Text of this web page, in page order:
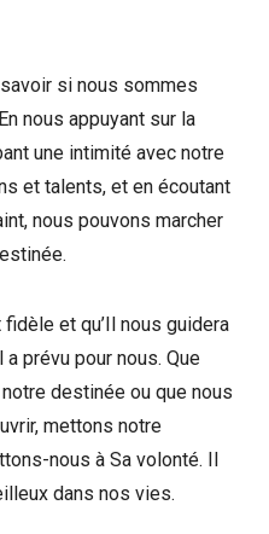
si nous sommes
nous appuyant sur la
une intimité avec notre
et talents, et en écoutant
nous pouvons marcher
et qu’Il nous guidera
prévu pour nous. Que
destinée ou que nous
mettons notre
nous à Sa volonté. Il
dans nos vies.